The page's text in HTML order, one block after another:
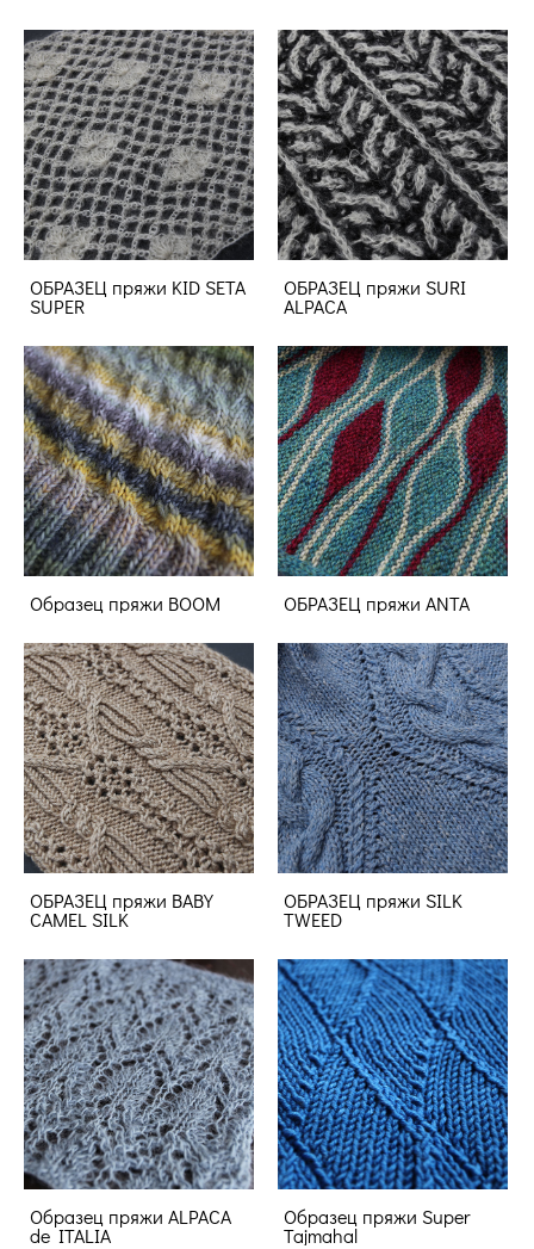
ОБРАЗЕЦ пряжи KID SETA
SUPER
ОБРАЗЕЦ пряжи SURI
ALPACA
Образец пряжи BOOM ОБРАЗЕЦ пряжи ANTA
ОБРАЗЕЦ пряжи BABY
CAMEL SILK
ОБРАЗЕЦ пряжи SILK
TWEED
Образец пряжи ALPACA
de ITALIA
Образец пряжи Super
Tajmahal